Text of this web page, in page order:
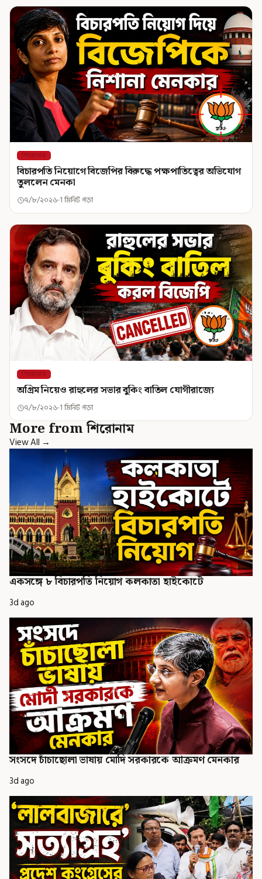
শিরোনাম
বিচারপতি নিয়োগে বিজেপির বিরুদ্ধে পক্ষপাতিত্বের অভিযোগ
তুললেন মেনকা
৭/৮/২০২৬ 1 মিনিট পড়া
শিরোনাম
অগ্রিম নিয়েও রাহুলের সভার বুকিং বাতিল যোগীরাজ্যে
৭/৮/২০২৬ 1 মিনিট পড়া
More from শিরোনাম
View All →
একসঙ্গে ৮ বিচারপতি নিয়োগ কলকাতা হাইকোর্টে
3d ago
সংসদে চাঁচাছোলা ভাষায় মোদি সরকারকে আক্রমণ মেনকার
3d ago